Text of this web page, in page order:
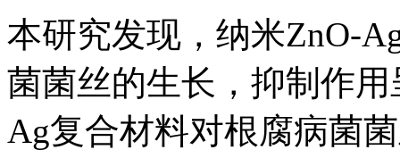
本研究发现，纳米ZnO-
菌菌丝的生长，抑制作用
Ag复合材料对根腐病菌